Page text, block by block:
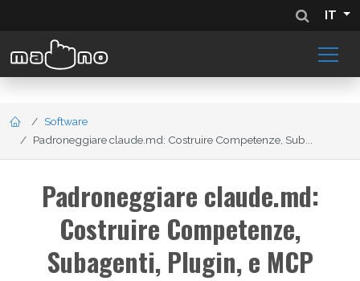
IT
Software
Padroneggiare claude.md: Costruire Competenze, Sub...
Padroneggiare claude.md:
Costruire Competenze,
Subagenti, Plugin, e MCP